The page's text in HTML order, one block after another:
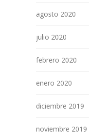
agosto 2020
julio 2020
febrero 2020
enero 2020
diciembre 2019
noviembre 2019